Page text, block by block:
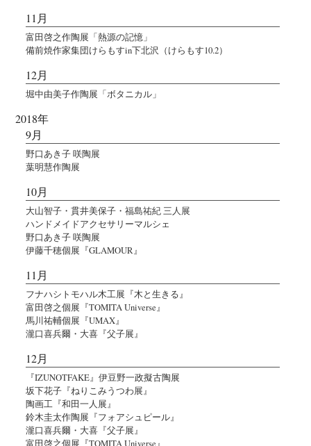
11月
富田啓之作陶展「熱源の記憶」
備前焼作家集団けらもすin下北沢（けらもす10.2）
12月
堀中由美子作陶展「ボタニカル」
2018年
9月
野口あき子 咲陶展
葉明慧作陶展
10月
大山智子・貫井美保子・福島祐紀 三人展
ハンドメイドアクセサリーマルシェ
野口あき子 咲陶展
伊藤千穂個展『GLAMOUR』
11月
フナハシトモハル木工展『木と生きる』
富田啓之個展『TOMITA Universe』
馬川祐輔個展『UMAX』
瀧口喜兵爾・大喜『父子展』
12月
『IZUNOTFAKE』伊豆野一政擬古陶展
坂下花子『ねりこみうつわ展』
陶画工『和田一人展』
鈴木圭太作陶展『フォアシュピール』
瀧口喜兵爾・大喜『父子展』
富田啓之個展『TOMITA Universe』